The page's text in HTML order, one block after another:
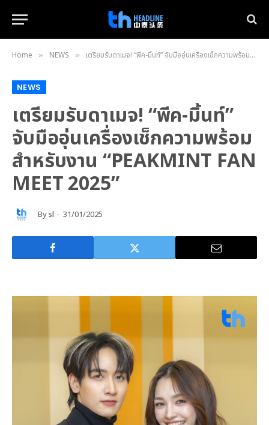
Home » NEWS » เตรียมรับดาเมจ! “พีค-มิ้นท์” จับมืออุ่นเครื่องเช็กความพร้อมสำหรับงาน “PEAKMINT FAN MEET 2025”
NEWS
เตรียมรับดาเมจ! “พีค-มิ้นท์”
จับมืออุ่นเครื่องเช็กความพร้อม
สำหรับงาน “PEAKMINT FAN
MEET 2025”
Bysl 31/01/2025